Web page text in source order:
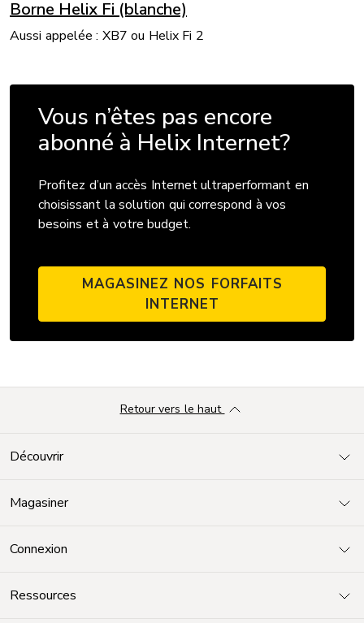
Borne Helix Fi (blanche)
Aussi appelée : XB7 ou Helix Fi 2
Vous n’êtes pas encore
abonné à Helix Internet?
Profitez d’un accès Internet ultraperformant en
choisissant la solution qui correspond à vos
besoins et à votre budget.
MAGASINEZ NOS FORFAITS
INTERNET
Découvrir
Magasiner
Connexion
Ressources
Retour vers le haut